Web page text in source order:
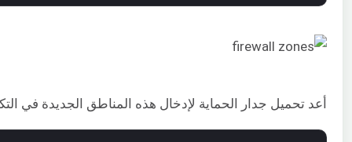
أعد تحميل جدار الحماية لإدخال هذه المناطق الجديدة في